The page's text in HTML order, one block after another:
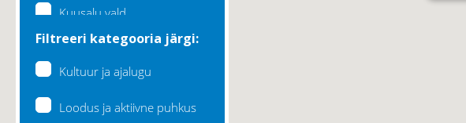
Kuusalu vald
Lääne-Harju vald
Filtreeri kategooria järgi:
Kultuur ja ajalugu
Loodus ja aktiivne puhkus